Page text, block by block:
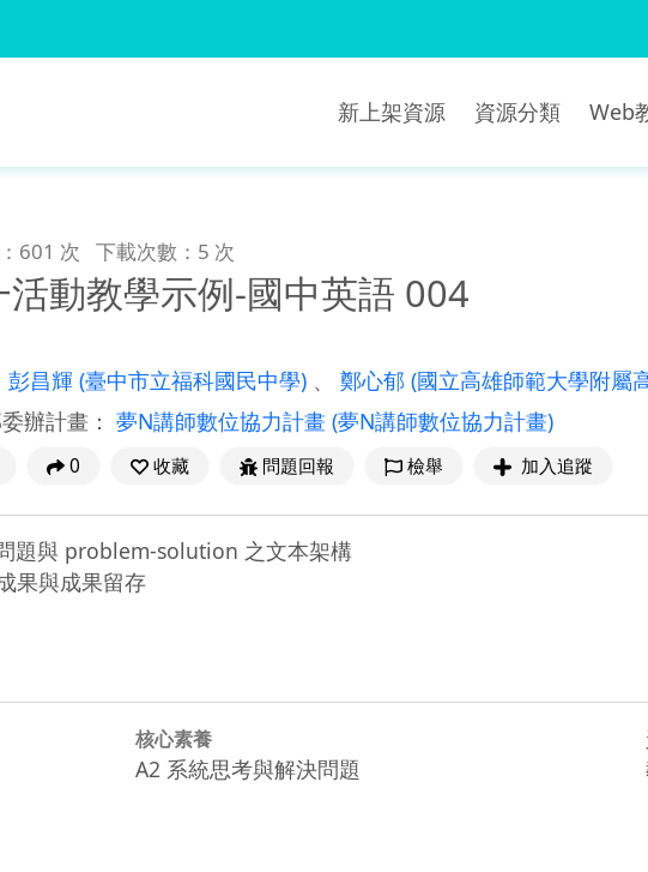
新上架資源 資源分類 Web
601 次 下載次數：5 次
活動教學示例-國中英語 004
彭昌輝 (臺中市立福科國民中學) 、 鄭心郁 (國立高雄師範大學附屬
辦計畫： 夢N講師數位協力計畫 (夢N講師數位協力計畫)
0 收藏 問題回報 檢舉 加入追蹤
題與 problem-solution 之文本架構
果與成果留存
核心素養
A2 系統思考與解決問題